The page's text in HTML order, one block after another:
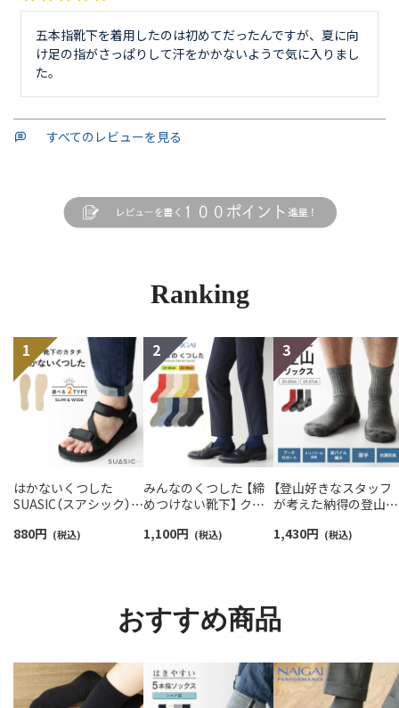
五本指靴下を着用したのは初めてだったんですが、夏に向
け足の指がさっぱりして汗をかかないようで気に入りまし
た。
すべてのレビューを見る
Ranking
はかないくつした
SUASIC（スアシック）
抗菌防臭 ソックス メン
880円 (税込)
みんなのくつした 【締
めつけない靴下】 クル
【24-26cm】【26-28cm】
1,100円 (税込)
【登山好きなスタッフ
が考えた納得の登山用
リノウール混 クルー
1,430円 (税込)
おすすめ商品